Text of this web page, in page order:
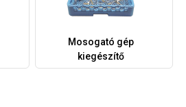
Mosogató gép
kiegészítő